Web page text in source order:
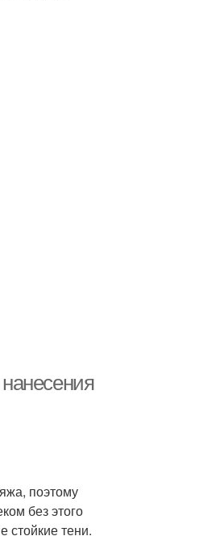
поэтому
без этого
стойкие тени.